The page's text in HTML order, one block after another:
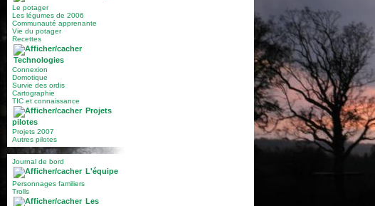
Le potager
Les légumes de 2006
Communauté apprenante
Vie du potager
Recettes
Technologies
Connexion
Domotique
Survie des ordis
Cartographie
TIC et connaissance
Projets
pilotes
Projets 2007
Autres pilotes
Journal de bord
L'équipe
Personnages familiers
Trolls
Les